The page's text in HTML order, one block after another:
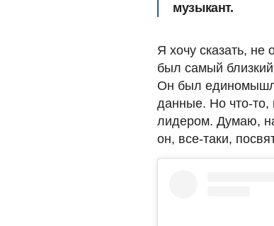
музыкант.
Я хочу сказать, не
был самый
Он был
данные. Но что-то,
лидером. Думаю,
он, все-таки,